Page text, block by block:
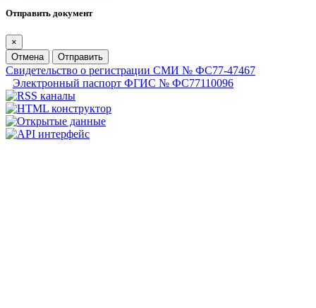
Отправить документ
×
Отмена
Отправить
Свидетельство о регистрации СМИ № ФС77-47467
Электронный паспорт ФГИС № ФС77110096